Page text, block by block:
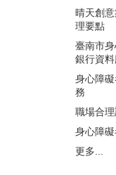
晴天創
理要點
臺南市
銀行資
身心障
務
職場合
身心障
更多...